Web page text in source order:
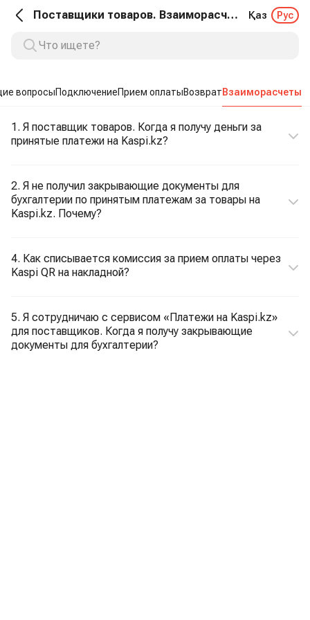
Поставщики товаров. Взаиморасчеты Қаз Рус
вопросыПодключениеПрием оплатыВозвратВзаиморасчеты
1. Я поставщик товаров. Когда я получу деньги за
принятые платежи на Kaspi.kz?
2. Я не получил закрывающие документы для
бухгалтерии по принятым платежам за товары на
Kaspi.kz. Почему?
4. Как списывается комиссия за прием оплаты через
Kaspi QR на накладной?
5. Я сотрудничаю с сервисом «Платежи на Kaspi.kz»
для поставщиков. Когда я получу закрывающие
документы для бухгалтерии?